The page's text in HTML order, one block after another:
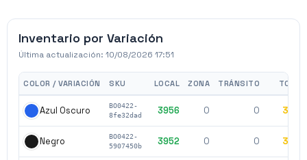
Inventario por Variación
Última actualización: 10/08/2026 17:51
COLOR / VARIACIÓN SKU LOCAL ZONA TRÁNSITO TOTAL
Azul Oscuro
BO0422-
8fe32dad
3956 0 0 3956
Negro
BO0422-
5907450b
3952 0 0 3952